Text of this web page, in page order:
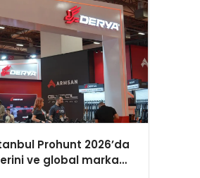
Prohunt 2026’da
ve global marka